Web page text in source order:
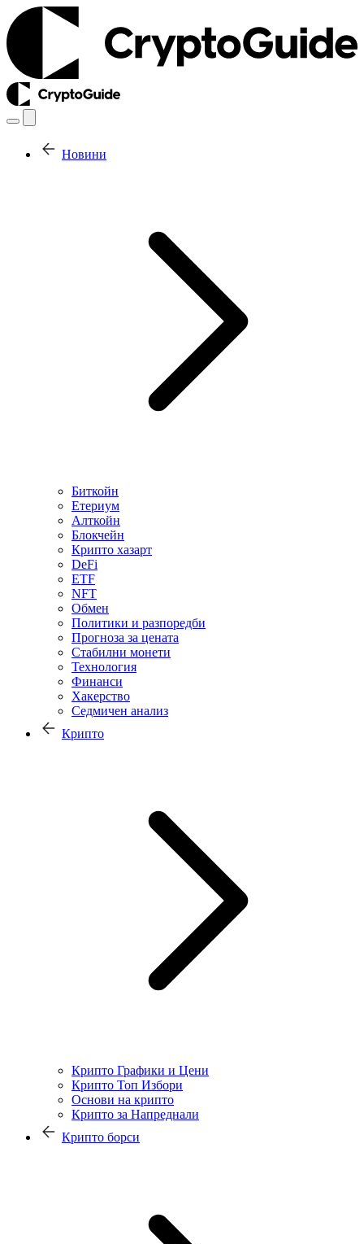
Новини
Биткойн
Етериум
Алткойн
Блокчейн
Крипто хазарт
DeFi
ETF
NFT
Обмен
Политики и разпоредби
Прогноза за цената
Стабилни монети
Технология
Финанси
Хакерство
Седмичен анализ
Крипто
Крипто Графики и Цени
Крипто Топ Избори
Основи на крипто
Крипто за Напреднали
Крипто борси